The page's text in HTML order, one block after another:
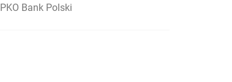
PKO Bank Polski